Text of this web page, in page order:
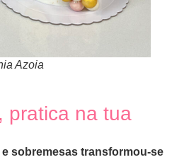
Azoia
pratica na tua
sobremesas transformou-se